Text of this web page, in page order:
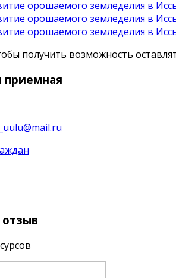
орошаемого земледелия в
орошаемого земледелия в
орошаемого земледелия в
получить возможность
приемная
отзыв